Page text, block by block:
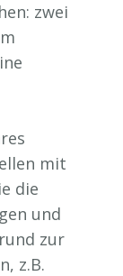
zwei
mit
die
und
zur
z.B.